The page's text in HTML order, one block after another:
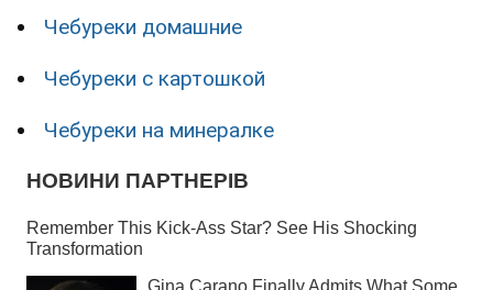
Чебуреки домашние
Чебуреки с картошкой
Чебуреки на минералке